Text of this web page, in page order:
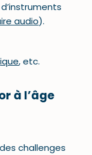
audio).
, etc.
à l’âge
challenges